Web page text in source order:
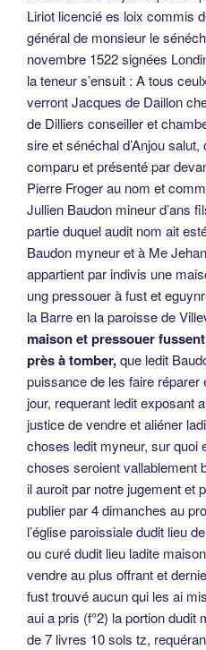
Liriot licencié es loix commis
général de monsieur le
novembre 1522 signées
la teneur s’ensuit : A tous
verront Jacques de Daillon
de Dilliers conseiller et
sire et sénéchal d’Anjou
comparu et présenté par
Pierre Froger au nom et
Jullien Baudon mineur d’ans
partie duquel audit nom ait
Baudon myneur et à Me
appartient par indivis une
ung pressouer à fust et
la Barre en la paroisse de
maison et pressouer
près à tomber,que ledit
puissance de les faire
jour, requerant ledit exposant
justice de vendre et aliéner
choses ledit myneur, sur quoi
choses seroient vallablement
il auroit par notre jugement et
publier par 4 dimanches au
l’église paroissiale dudit lieu
ou curé dudit lieu ladite
vendre au plus offrant et
fust trouvé aucun qui les ai
aui a pris (f°2) la portion
de 7 livres 10 sols tz,